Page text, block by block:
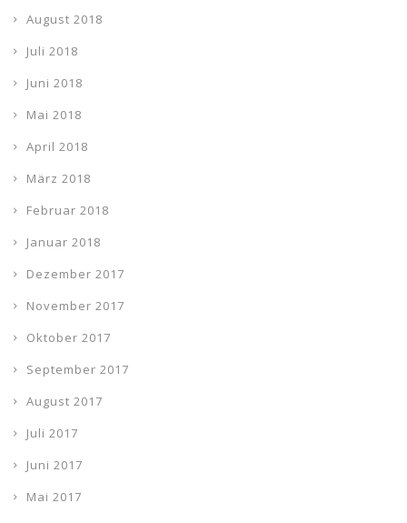
August 2018
Juli 2018
Juni 2018
Mai 2018
April 2018
März 2018
Februar 2018
Januar 2018
Dezember 2017
November 2017
Oktober 2017
September 2017
August 2017
Juli 2017
Juni 2017
Mai 2017